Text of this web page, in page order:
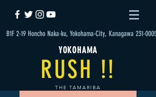
B1F 2-19 Honcho Naka-ku, Yokohama-City, Kanagawa 231-0005
YOKOHAMA
RUSH !!
THE TAMARIBA